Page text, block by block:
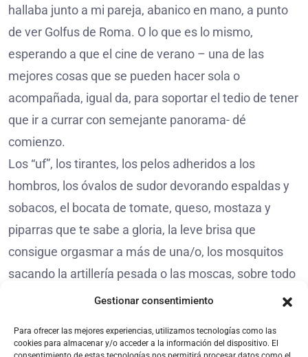
Gestionar consentimiento
Para ofrecer las mejores experiencias, utilizamos tecnologías como las
cookies para almacenar y/o acceder a la información del dispositivo. El
hallaba junto a mi pareja, abanico en mano, a punto
de ver Golfus de Roma. O lo que es lo mismo,
esperando a que el cine de verano – una de las
mejores cosas que se pueden hacer sola o
acompañada, igual da, para soportar el tedio de tener
que ir a currar con semejante panorama- dé
comienzo.
Los “uf”, los tirantes, los pelos adheridos a los
hombros, los óvalos de sudor devorando espaldas y
sobacos, el bocata de tomate, queso, mostaza y
piparras que te sabe a gloria, la leve brisa que
consigue orgasmar a más de una/o, los mosquitos
sacando la artillería pesada o las moscas, sobre todo
las moscas, posándose sobre pieles que se
hemos convertido al Mediterráneo. Pese no haberla